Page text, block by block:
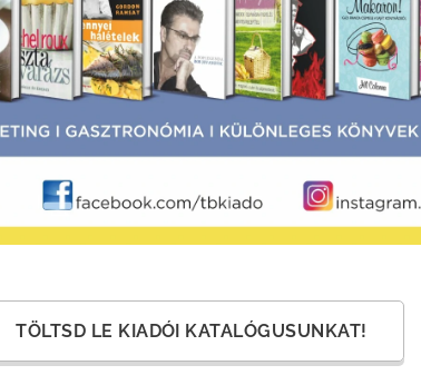
TÖLTSD LE KIADÓI KATALÓGUSUNKAT!